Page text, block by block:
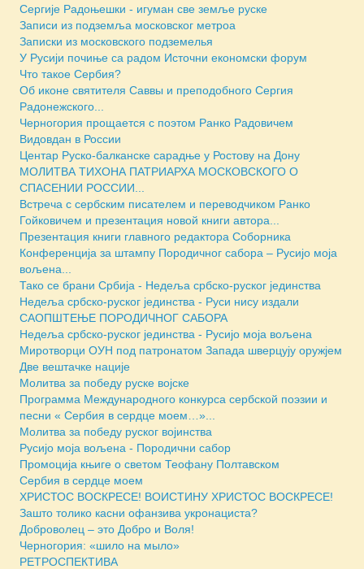
Сергије Радоњешки - игуман све земље руске
Записи из подземља московског метроа
Зaписки из московского подземелья
У Русији почиње са радом Источни економски форум
Что такое Сербия?
Об иконе святителя Саввы и преподобного Сергия
Радонежского...
Черногория прощается с поэтом Ранко Радовичем
Видовдан в России
Центар Руско-балканске сарадње у Ростову на Дону
МОЛИТВА ТИХОНА ПАТРИАРХА МОСКОВСКОГО О
СПАСЕНИИ РОССИИ...
Встреча с сербским писателем и переводчиком Ранко
Гойковичем и презентация новой книги автора...
Презентация книги главного редактора Соборника
Конференција за штампу Породичног сабора – Русијо моја
вољена...
Тако се брани Србија - Недеља србско-руског јединства
Недеља србско-руског јединства - Руси нису издали
САОПШТЕЊЕ ПОРОДИЧНОГ САБОРА
Недеља србско-руског јединства - Русијо моја вољена
Миротворци ОУН под патронатом Запада шверцују оружјем
Две вештачке нације
Молитва за победу руске војске
Программа Международного конкурса сербской поэзии и
песни « Сербия в сердце моем…»...
Молитва за победу руског војинства
Русијо моја вољена - Породични сабор
Промоција књиге о светом Теофану Полтавском
Сербия в сердце моем
ХРИСТОС ВОСКРЕСЕ! ВОИСТИНУ ХРИСТОС ВОСКРЕСЕ!
Зашто толико касни офанзива укронациста?
Доброволец – это Добро и Воля!
Черногория: «шило на мыло»
РЕТРОСПЕКТИВА